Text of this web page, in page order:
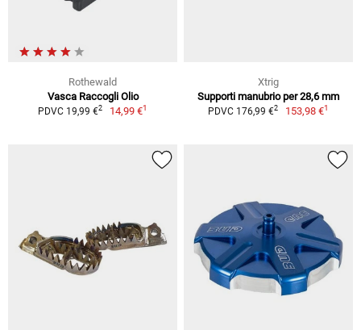
Rothewald
Vasca Raccogli Olio
PDVC 19,99 €2 14,99 €1
Xtrig
Supporti manubrio per 28,6 mm
PDVC 176,99 €2 153,98 €1